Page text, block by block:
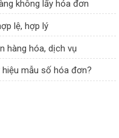
không lấy hóa đơn
lệ, hợp lý
hàng hóa, dịch vụ
mẫu số hóa đơn?